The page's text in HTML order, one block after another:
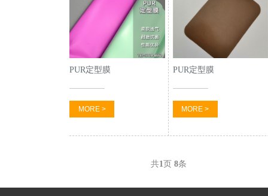
PUR定型膜
MORE >
PUR定型膜
MORE >
共1 页8条